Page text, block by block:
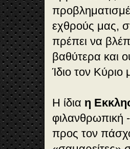
εχθρούς μας,
πρέπει να
βαθύτερα και
Ίδιο τον Κύριο
Η ίδια η
φιλανθρωπική
προς τον